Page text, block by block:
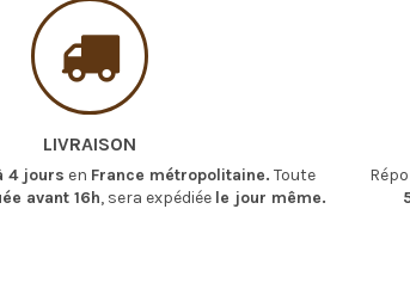
LIVRAISON
4 jours en France métropolitaine. Toute
avant 16h, sera expédiée le jour même.